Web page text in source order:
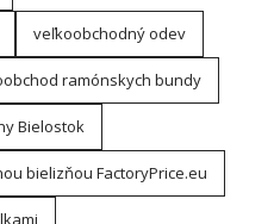
veľkoobchodný odev
ramónskych bundy
Bielostok
bielizňou FactoryPrice.eu